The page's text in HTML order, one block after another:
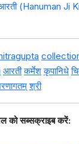
आरती (Hanuman Ji
आरती कर्मेश कृपानिधे
श्री
को सब्सक्राइब करें: